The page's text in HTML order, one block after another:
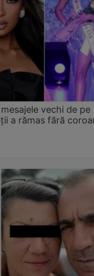
vechi de pe
a rămas fără